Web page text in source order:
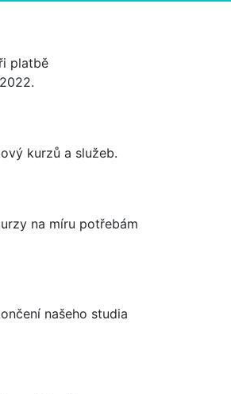
platbě
kurzů a služeb.
na míru potřebám
našeho studia